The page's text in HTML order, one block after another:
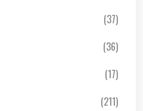
(37)
(36)
(17)
(211)